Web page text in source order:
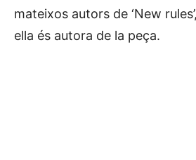
mateixos autors de ‘New
ella és autora de la peça.